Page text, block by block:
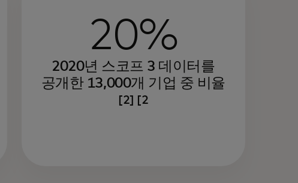
20%
2020년 스코프 3 데이터를
공개한 13,000개 기업 중 비율
[2] [2